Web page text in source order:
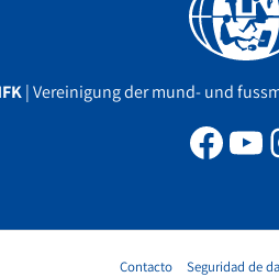
| Vereinigung der mund- und
Contacto Seguridad de